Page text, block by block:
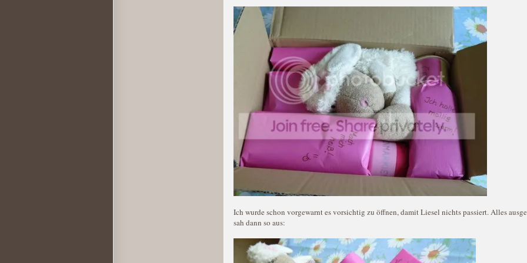
Ich wurde schon vorgewarnt es vorsichtig zu öffnen, damit Liesel nichts passiert. Alles
sah dann so aus: